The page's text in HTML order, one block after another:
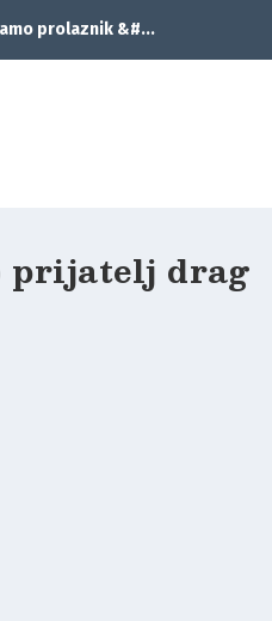
prolaznik &#...
prijatelj drag